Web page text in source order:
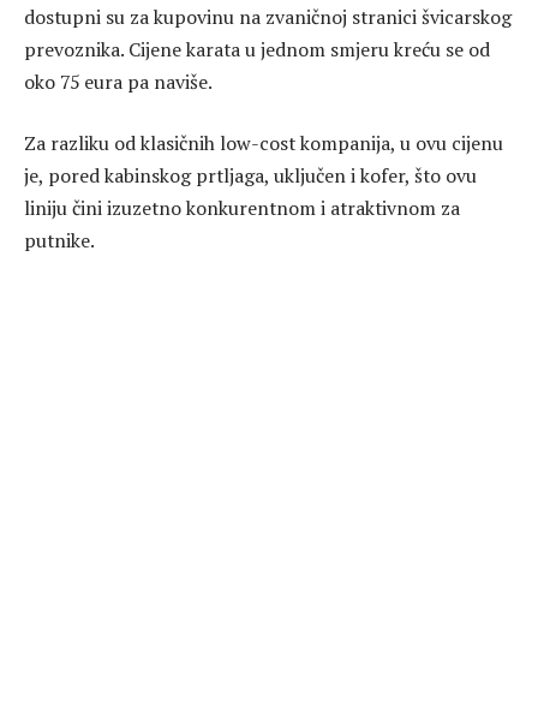
dostupni su za kupovinu na zvaničnoj stranici švicarskog
prevoznika. Cijene karata u jednom smjeru kreću se od
oko 75 eura pa naviše.
Za razliku od klasičnih low-cost kompanija, u ovu cijenu
je, pored kabinskog prtljaga, uključen i kofer, što ovu
liniju čini izuzetno konkurentnom i atraktivnom za
putnike.